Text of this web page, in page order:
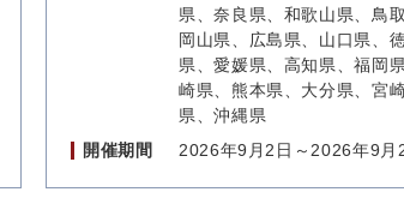
県、奈良県、和歌山県、鳥
岡山県、広島県、山口県、
県、愛媛県、高知県、福岡
崎県、熊本県、大分県、宮
県、沖縄県
開催期間
2026年9月2日～2026年9月